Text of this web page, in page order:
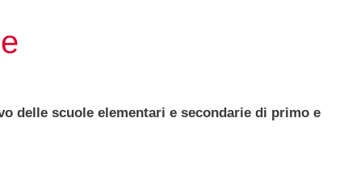
delle scuole elementari e secondarie di primo e